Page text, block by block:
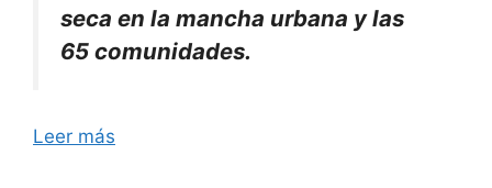
seca en la mancha urbana y las
65 comunidades.
Leer más